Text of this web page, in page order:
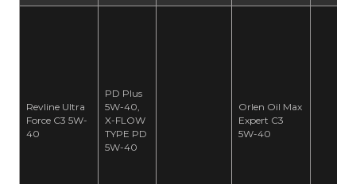
Revline Ultra
Force C3 5W-
40
PD Plus
5W-40,
X-FLOW
TYPE PD
5W-40
Orlen Oil Max
Expert C3
5W-40